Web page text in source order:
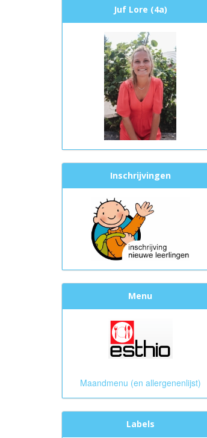
Juf Lore (4a)
Inschrijvingen
Menu
Maandmenu (en allergenenlijst)
Labels